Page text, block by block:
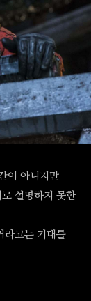
이 아니지만
설명하지 못한
라고는 기대를